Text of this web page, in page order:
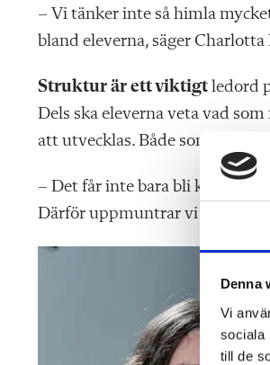
Denna
Vi
sociala
till de
– Vi tänker inte så himla
bland eleverna, säger
Struktur är ett viktigt ledord
Dels ska eleverna veta vad
att utvecklas. Både som elev
– Det får inte bara bli
Därför uppmuntrar vi till eget